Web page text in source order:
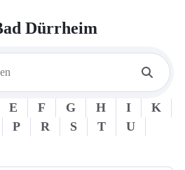
Dürrheim
E F G H I
K
P R S T
U